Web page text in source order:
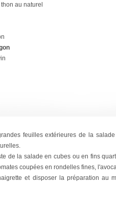
au naturel
feuilles extérieures de la
de la salade en cubes ou en fins
coupées en rondelles fines,
et disposer la préparation au